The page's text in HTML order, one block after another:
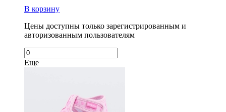
В корзину
Цены доступны только зарегистрированным и
авторизованным пользователям
Еще